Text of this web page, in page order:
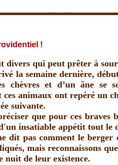
!
divers qui peut prêter à
la semaine dernière,
chèvres et d’un âne se
ces animaux ont repéré un
suivante.
que pour ces braves
insatiable appétit tout le
dit pas comment le
mais reconnaissons
nuit de leur existence.